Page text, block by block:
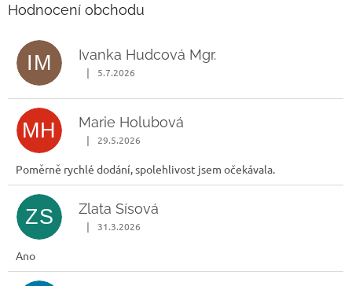
Hodnocení obchodu
IM Ivanka Hudcová Mgr.
Hodnocení obchodu je 5 z 5 hvězdiček.
| 5.7.2026
MH Marie Holubová
Hodnocení obchodu je 5 z 5 hvězdiček.
| 29.5.2026
Poměrně rychlé dodání, spolehlivost jsem očekávala.
ZS Zlata Sísová
Hodnocení obchodu je 5 z 5 hvězdiček.
| 31.3.2026
Ano